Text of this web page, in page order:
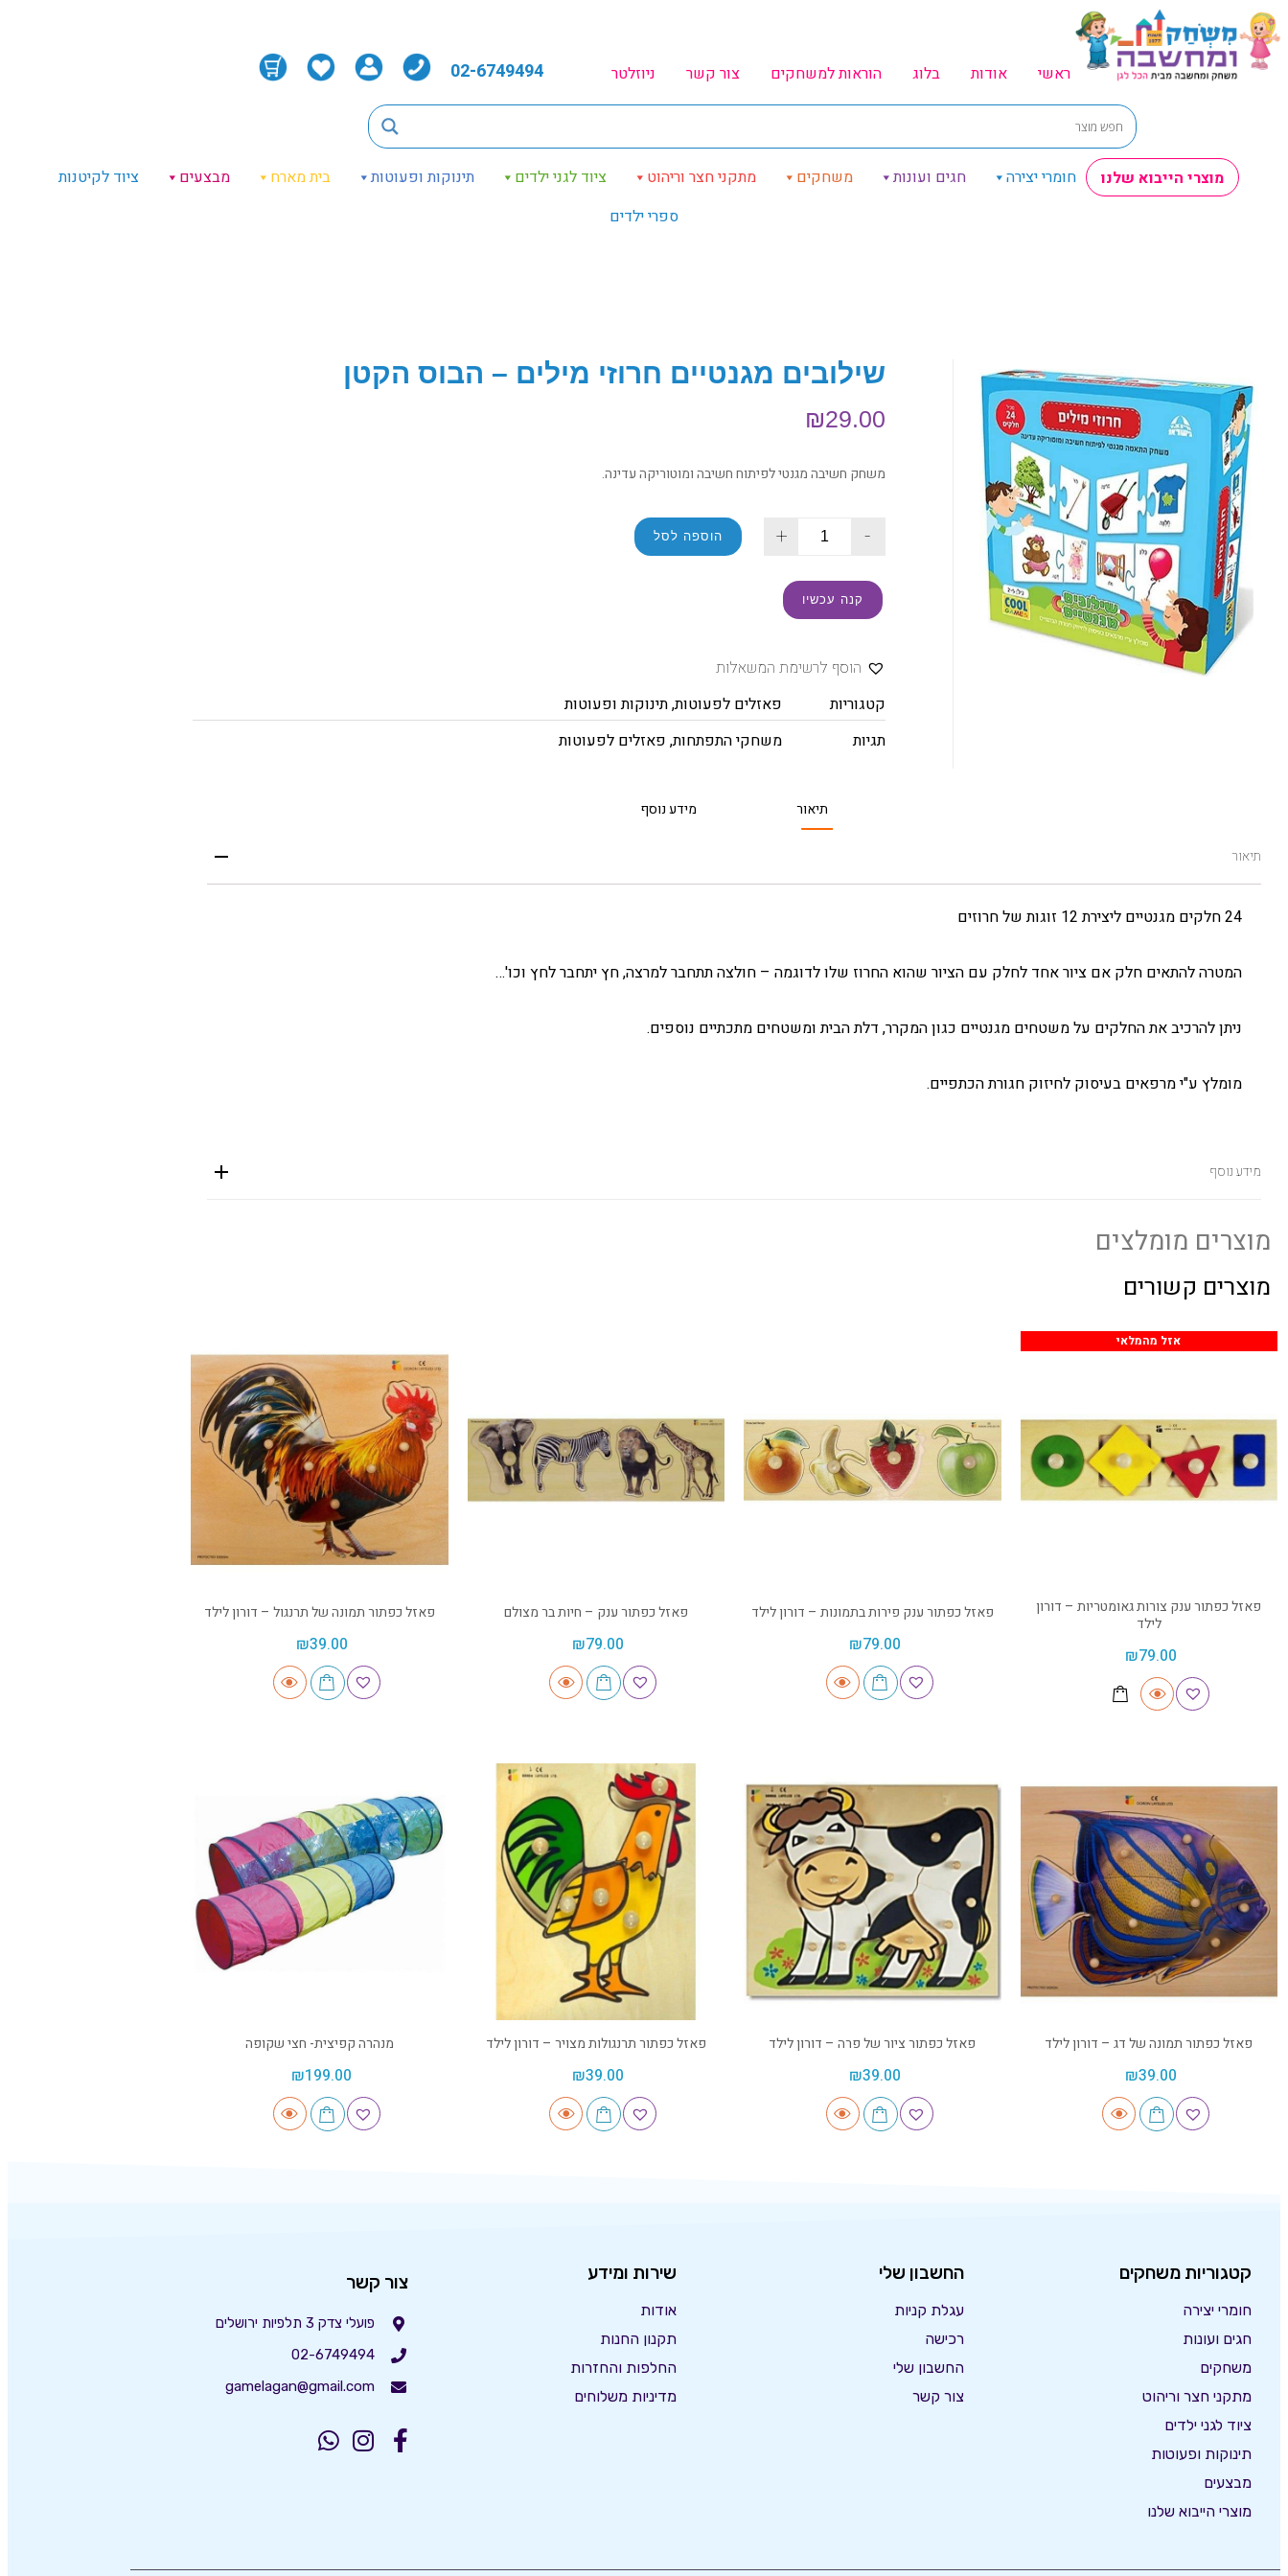
ראשי אודות בלוג הוראות למשחקים צור קשר ניוזלטר 02-6749494
מוצרי הייבוא שלנו חומרי יצירה חגים ועונות משחקים מתקני חצר וריהוט ציוד לגני ילדים תינוקות ופעוטות בית מארח מבצעים
ציוד לקיטנות
ספרי ילדים
שילובים מגנטיים חרוזי מילים – הבוס הקטן
₪29.00
משחק חשיבה מגנטי לפיתוח חשיבה ומוטוריקה עדינה.
-
+ הוספה לסל
קנה עכשיו
הוסף לרשימת המשאלות
קטגוריות
פאזלים לפעוטות,תינוקות ופעוטות
תגיות
משחקי התפתחות, פאזלים לפעוטות
תיאור מידע נוסף
תיאור
24 חלקים מגנטיים ליצירת 12 זוגות של חרוזים
המטרה להתאים חלק אם ציור אחד לחלק עם הציור שהוא החרוז שלו לדוגמה – חולצה תתחבר למרצה, חץ יתחבר לחץ וכו'…
ניתן להרכיב את החלקים על משטחים מגנטיים כגון המקרר, דלת הבית ומשטחים מתכתיים נוספים.
מומלץ ע"י מרפאים בעיסוק לחיזוק חגורת הכתפיים.
מידע נוסף
מוצרים מומלצים
מוצרים קשורים
אזל מהמלאי
פאזל כפתור ענק צורות גאומטריות – דורון
לילד
₪79.00
פאזל כפתור ענק פירות בתמונות – דורון לילד
₪79.00
פאזל כפתור ענק – חיות בר מצולם
₪79.00
פאזל כפתור תמונה של תרנגול – דורון לילד
₪39.00
פאזל כפתור תמונה של דג – דורון לילד
₪39.00
פאזל כפתור ציור של פרה – דורון לילד
₪39.00
פאזל כפתור תרנגולות מצויר – דורון לילד
₪39.00
מנהרה קפיצית- חצי שקופה
₪199.00
קטגוריות משחקים
חומרי יצירה
חגים ועונות
משחקים
מתקני חצר וריהוט
ציוד לגני ילדים
תינוקות ופעוטות
מבצעים
מוצרי הייבוא שלנו
החשבון שלי
עגלת קניות
רכישה
החשבון שלי
צור קשר
שירות ומידע
אודות
תקנון החנות
החלפות והחזרות
מדיניות משלוחים
צור קשר
פועלי צדק 3 תלפיות ירושלים
02-6749494
gamelagan@gmail.com